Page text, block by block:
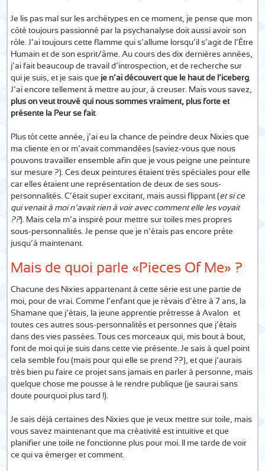
Je lis pas mal sur les archétypes en ce moment, je pense que mon
côté toujours passionné par la psychanalyse doit aussi avoir son
rôle. J’ai toujours cette flamme qui s’allume lorsqu’il s’agit de l’Être
Humain et de son esprit/âme. Au cours des dix dernières années,
j’ai fait beaucoup de travail d’introspection, et de recherche sur
qui je suis, et je sais que je n’ai découvert que le haut de l’iceberg.
J’ai encore tellement à mettre au jour, à creuser. Mais vous savez,
plus on veut trouvé qui nous sommes vraiment, plus forte et
présente la Peur se fait.
Plus tôt cette année, j’ai eu la chance de peindre deux Nixies que
ma cliente en or m’avait commandées (saviez-vous que nous
pouvons travailler ensemble afin que je vous peigne une peinture
sur mesure ?). Ces deux peintures étaient très spéciales pour elle
car elles étaient une représentation de deux de ses sous-
personnalités. C’était super excitant, mais aussi flippant (et si ce
qui venait à moi n’avait rien à voir avec comment elle les voyait
??). Mais cela m’a inspiré pour mettre sur toiles mes propres
sous-personnalités. Je pense que je n’étais pas encore prête
jusqu’à maintenant.
Mais de quoi parle «Pieces Of Me» ?
Chacune des Nixies appartenant à cette série est une partie de
moi, pour de vrai. Comme l’enfant que je rêvais d’être à 7 ans, la
Shamane que j’étais, la jeune apprentie prêtresse à Avalon… et
toutes ces autres sous-personnalités et personnes que j’étais
dans des vies passées. Tous ces morceaux qui, mis bout à bout,
font de moi qui je suis dans cette vie présente. Je sais à quel point
cela semble fou (mais pour qui elle se prend ??), et que j’aurais
très bien pu faire ce projet sans jamais en parler à personne, mais
quelque chose me pousse à le rendre publique (je saurai sans
doute pourquoi plus tard !).
Je sais déjà certaines des Nixies que je veux mettre sur toile, mais
vous savez maintenant que ma créativité est intuitive et que
planifier une toile ne fonctionne plus pour moi. Il me tarde de voir
ce qui va émerger et comment.